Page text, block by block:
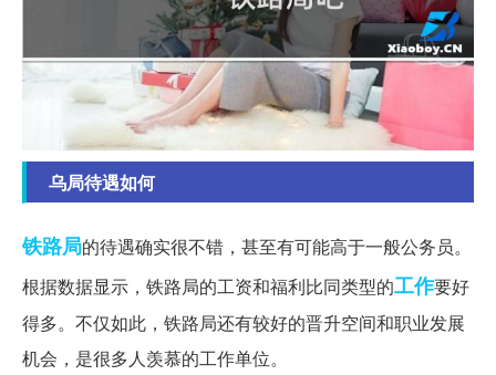
乌局待遇如何
铁路局的待遇确实很不错，甚至有可能高于一般公务员。
根据数据显示，铁路局的工资和福利比同类型的工作要好
得多。不仅如此，铁路局还有较好的晋升空间和职业发展
机会，是很多人羡慕的工作单位。